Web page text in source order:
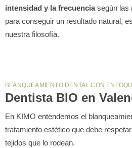
intensidad y la frecuenciasegún las
para conseguir un resultado natural,
nuestra filosofía.
BLANQUEAMIENTO DENTAL CON
Dentista BIO en
En KIMO entendemos el
tratamiento estético que debe
tejidos que lo rodean.